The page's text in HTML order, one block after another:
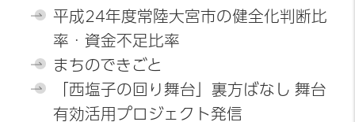
平成24年度常陸大宮市の健全化判断比
率・資金不足比率
まちのできごと
「西塩子の回り舞台」裏方ばなし 舞台
有効活用プロジェクト発信